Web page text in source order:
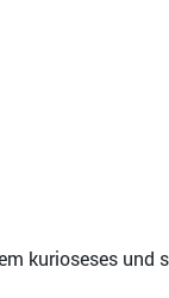
kurioseses und